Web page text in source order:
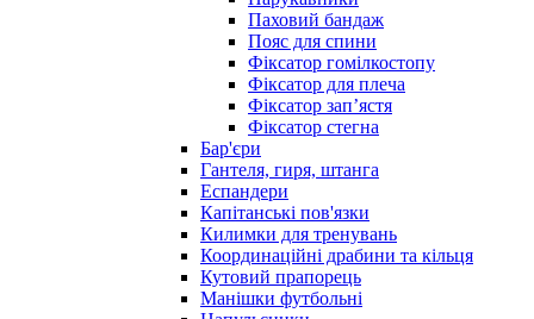
Паховий бандаж
Пояс для спини
Фіксатор гомілкостопу
Фіксатор для плеча
Фіксатор запʼястя
Фіксатор стегна
Бар'єри
Гантеля, гиря, штанга
Еспандери
Капітанські пов'язки
Килимки для тренувань
Координаційні драбини та кільця
Кутовий прапорець
Манішки футбольні